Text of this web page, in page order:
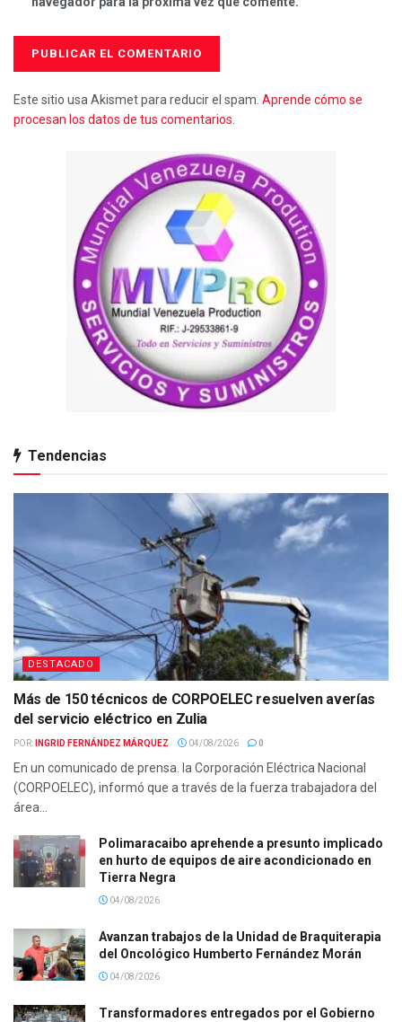
Este sitio usa Akismet para reducir el spam. Aprende cómo se
procesan los datos de tus comentarios.
Tendencias
DESTACADO
Más de 150 técnicos de CORPOELEC resuelven averías
del servicio eléctrico en Zulia
POR: INGRID FERNÁNDEZ MÁRQUEZ 04/08/2026 0
En un comunicado de prensa. la Corporación Eléctrica Nacional
(CORPOELEC), informó que a través de la fuerza trabajadora del
área...
Polimaracaibo aprehende a presunto implicado
en hurto de equipos de aire acondicionado en
Tierra Negra
04/08/2026
Avanzan trabajos de la Unidad de Braquiterapia
del Oncológico Humberto Fernández Morán
04/08/2026
Transformadores entregados por el Gobierno